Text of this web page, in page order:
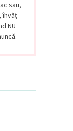
sau,
învăț
NU